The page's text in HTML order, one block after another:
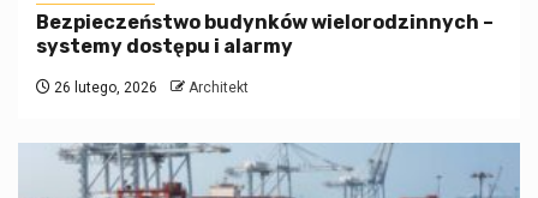
Bezpieczeństwo budynków wielorodzinnych –
systemy dostępu i alarmy
26 lutego, 2026 Architekt